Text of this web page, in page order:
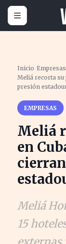
Inicio ›Empresas
Meliá recorta su
presión
EMPRESAS
Meliá
en
Meliá
15